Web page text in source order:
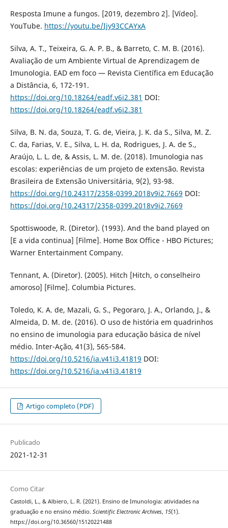
Resposta Imune a fungos. [2019, dezembro 2]. [Vídeo].
YouTube. https://youtu.be/Ijy93CCAYxA
Silva, A. T., Teixeira, G. A. P. B., & Barreto, C. M. B. (2016).
Avaliação de um Ambiente Virtual de Aprendizagem de
Imunologia. EAD em foco — Revista Científica em Educação
a Distância, 6, 172-191.
https://doi.org/10.18264/eadf.v6i2.381 DOI:
https://doi.org/10.18264/eadf.v6i2.381
Silva, B. N. da, Souza, T. G. de, Vieira, J. K. da S., Silva, M. Z.
C. da, Farias, V. E., Silva, L. H. da, Rodrigues, J. A. de S.,
Araújo, L. L. de, & Assis, L. M. de. (2018). Imunologia nas
escolas: experiências de um projeto de extensão. Revista
Brasileira de Extensão Universitária, 9(2), 93-98.
https://doi.org/10.24317/2358-0399.2018v9i2.7669 DOI:
https://doi.org/10.24317/2358-0399.2018v9i2.7669
Spottiswoode, R. (Diretor). (1993). And the band played on
[E a vida continua] [Filme]. Home Box Office - HBO Pictures;
Warner Entertainment Company.
Tennant, A. (Diretor). (2005). Hitch [Hitch, o conselheiro
amoroso] [Filme]. Columbia Pictures.
Toledo, K. A. de, Mazali, G. S., Pegoraro, J. A., Orlando, J., &
Almeida, D. M. de. (2016). O uso de história em quadrinhos
no ensino de imunologia para educação básica de nível
médio. Inter-Ação, 41(3), 565-584.
https://doi.org/10.5216/ia.v41i3.41819 DOI:
https://doi.org/10.5216/ia.v41i3.41819
Artigo completo (PDF)
Publicado
2021-12-31
Como Citar
Castoldi, L., & Albiero, L. R. (2021). Ensino de Imunologia: atividades na
graduação e no ensino médio. Scientific Electronic Archives, 15(1).
https://doi.org/10.36560/15120221488